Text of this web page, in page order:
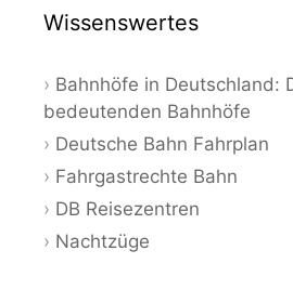
Wissenswertes
Bahnhöfe in Deutschland:
bedeutenden Bahnhöfe
Deutsche Bahn Fahrplan
Fahrgastrechte Bahn
DB Reisezentren
Nachtzüge